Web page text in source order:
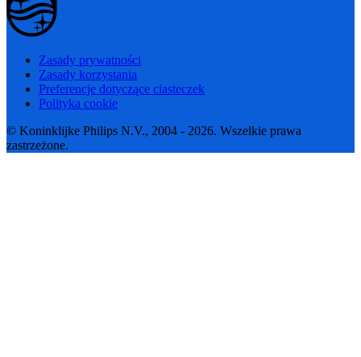
Zasady prywatności
Zasady korzystania
Preferencje dotyczące ciasteczek
Polityka cookie
© Koninklijke Philips N.V., 2004 - 2026. Wszelkie prawa
zastrzeżone.